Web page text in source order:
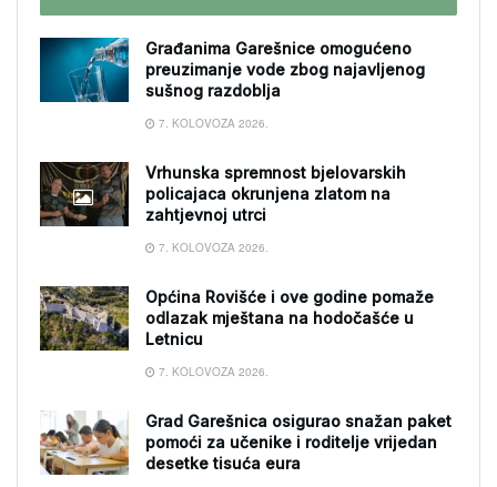
Građanima Garešnice omogućeno
preuzimanje vode zbog najavljenog
sušnog razdoblja
7. KOLOVOZA 2026.
Vrhunska spremnost bjelovarskih
policajaca okrunjena zlatom na
zahtjevnoj utrci
7. KOLOVOZA 2026.
Općina Rovišće i ove godine pomaže
odlazak mještana na hodočašće u
Letnicu
7. KOLOVOZA 2026.
Grad Garešnica osigurao snažan paket
pomoći za učenike i roditelje vrijedan
desetke tisuća eura